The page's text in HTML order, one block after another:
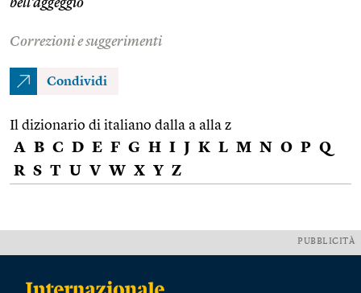
Correzioni e suggerimenti
Condividi
Il dizionario di italiano dalla a alla z
A B C D E F G H I J K L M N O P Q
R S T U V W X Y Z
PUBBLICITÀ